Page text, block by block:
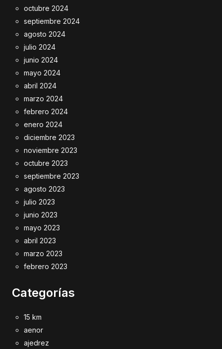
octubre 2024
septiembre 2024
agosto 2024
julio 2024
junio 2024
mayo 2024
abril 2024
marzo 2024
febrero 2024
enero 2024
diciembre 2023
noviembre 2023
octubre 2023
septiembre 2023
agosto 2023
julio 2023
junio 2023
mayo 2023
abril 2023
marzo 2023
febrero 2023
Categorías
15 km
aenor
ajedrez